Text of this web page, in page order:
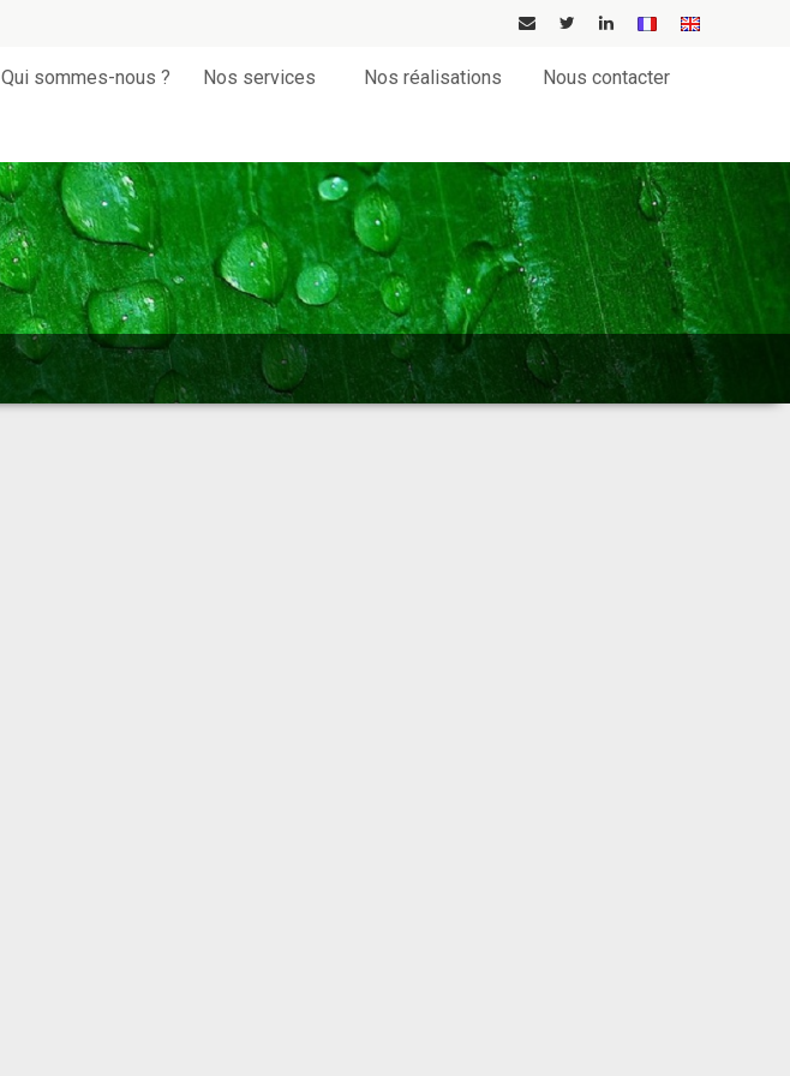
Qui sommes-nous ? Nos services Nos réalisations Nous contacter